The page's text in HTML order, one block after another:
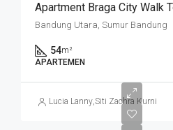
Apartment Braga City Walk
Bandung Utara, Sumur Bandung
54m²
APARTEMEN
Lucia Lanny,Siti Zachra Kurniasari